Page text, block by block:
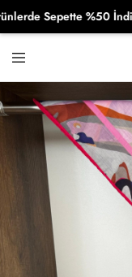
Sepette %50 İndirim!